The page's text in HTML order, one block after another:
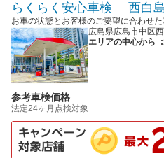
らくらく安心車検 西白
お車の状態とお客様のご要望に合わせ
広島県広島市中区
エリアの中心から
参考車検価格
法定24ヶ月点検対象